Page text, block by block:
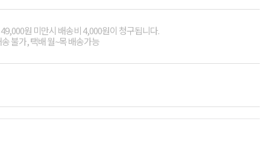
원 미만시 배송비 4,000원이 청구됩니다.
불가, 택배 월~목 배송가능